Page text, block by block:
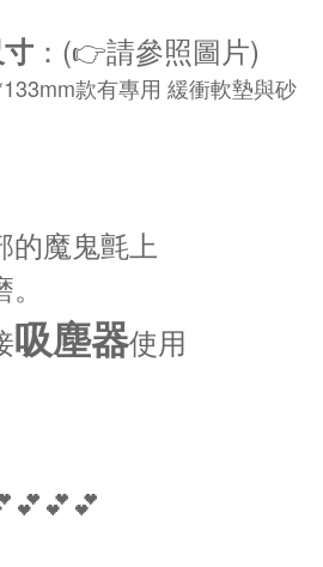
：(👉請參照圖片)
款有專用 緩衝軟墊與砂
的魔鬼氈上
。
吸塵器使用